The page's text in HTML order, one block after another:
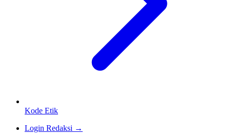
Kode Etik
Login Redaksi →